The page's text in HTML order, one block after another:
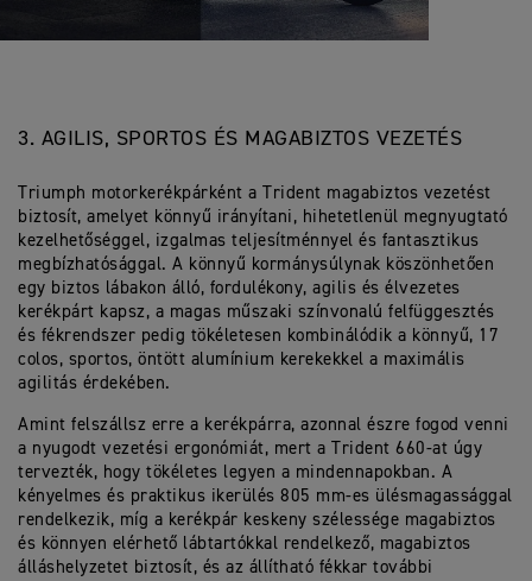
3. AGILIS, SPORTOS ÉS MAGABIZTOS VEZETÉS
Triumph motorkerékpárként a Trident magabiztos vezetést
biztosít, amelyet könnyű irányítani, hihetetlenül megnyugtató
kezelhetőséggel, izgalmas teljesítménnyel és fantasztikus
megbízhatósággal. A könnyű kormánysúlynak köszönhetően
egy biztos lábakon álló, fordulékony, agilis és élvezetes
kerékpárt kapsz, a magas műszaki színvonalú felfüggesztés
és fékrendszer pedig tökéletesen kombinálódik a könnyű, 17
colos, sportos, öntött alumínium kerekekkel a maximális
agilitás érdekében.
Amint felszállsz erre a kerékpárra, azonnal észre fogod venni
a nyugodt vezetési ergonómiát, mert a Trident 660-at úgy
tervezték, hogy tökéletes legyen a mindennapokban. A
kényelmes és praktikus ikerülés 805 mm-es ülésmagassággal
rendelkezik, míg a kerékpár keskeny szélessége magabiztos
és könnyen elérhető lábtartókkal rendelkező, magabiztos
álláshelyzetet biztosít, és az állítható fékkar további